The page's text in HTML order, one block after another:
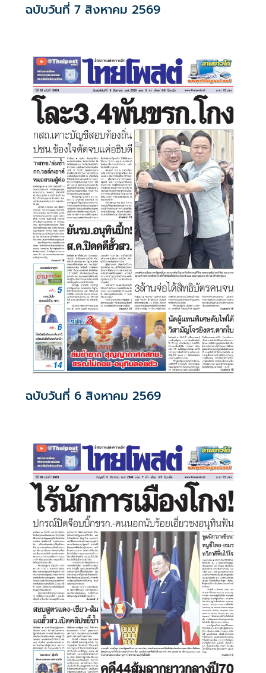
ฉบับวันที่ 7 สิงหาคม 2569
ฉบับวันที่ 6 สิงหาคม 2569